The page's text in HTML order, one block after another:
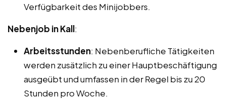
Verfügbarkeit des Minijobbers.
Nebenjob in Kall:
Arbeitsstunden: Nebenberufliche Tätigkeiten
werden zusätzlich zu einer Hauptbeschäftigung
ausgeübt und umfassen in der Regel bis zu 20
Stunden pro Woche.